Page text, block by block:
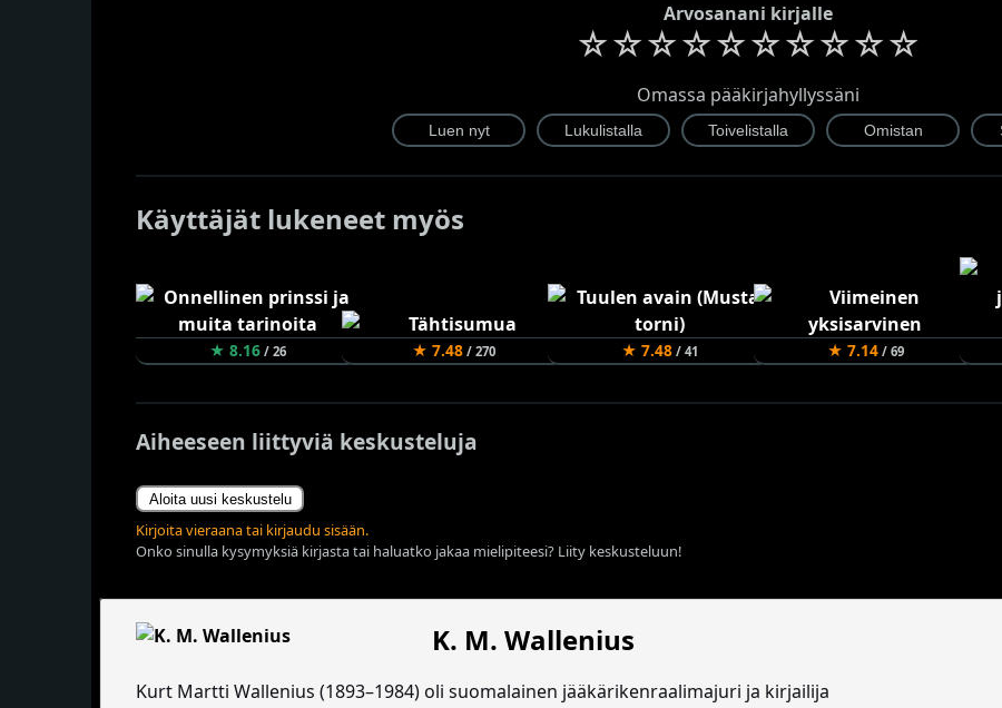
Arvosanani kirjalle
☆☆☆☆☆☆☆☆☆☆
Omassa pääkirjahyllyssäni
Käyttäjät lukeneet myös
★ 8.16/ 26 ★ 7.48/ 270 ★ 7.48/ 41 ★ 7.14/ 69
Aiheeseen liittyviä keskusteluja
Aloita uusi keskustelu
Kirjoita vieraana tai kirjaudu sisään.
Onko sinulla kysymyksiä kirjasta tai haluatko jakaa mielipiteesi? Liity keskusteluun!
K. M. Wallenius
Kurt Martti Wallenius (1893–1984) oli suomalainen jääkärikenraalimajuri ja kirjailija